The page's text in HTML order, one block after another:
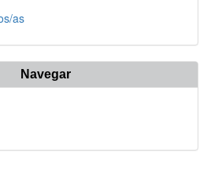
as
Navegar